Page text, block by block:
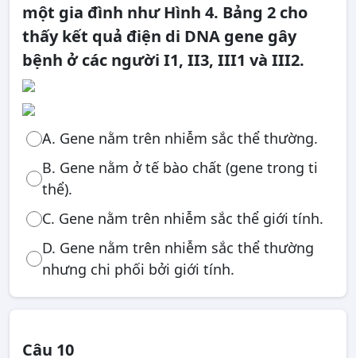
một gia đình như Hình 4. Bảng 2 cho
thấy kết quả điện di DNA gene gây
bệnh ở các người I1, II3, III1 và III2.
A. Gene nằm trên nhiễm sắc thể thường.
B. Gene nằm ở tế bào chất (gene trong ti
thể).
C. Gene nằm trên nhiễm sắc thể giới tính.
D. Gene nằm trên nhiễm sắc thể thường
nhưng chi phối bởi giới tính.
Câu 10